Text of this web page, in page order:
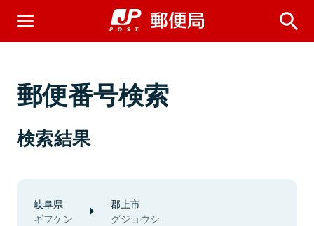
郵便番号検索
検索結果
岐阜県
ギフケン
郡上市
グジョウシ